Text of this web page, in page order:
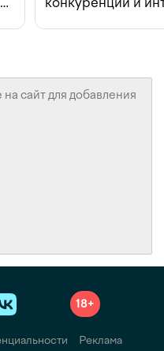
18+
Реклама